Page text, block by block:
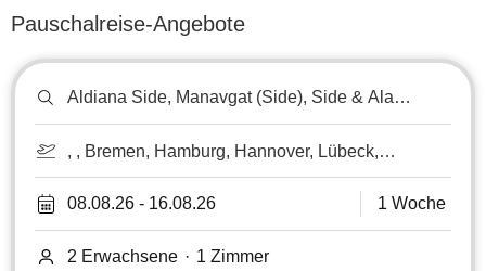
Pauschalreise-Angebote
oder
, , Bremen, Hamburg, Hannover, Lübeck,
08.08.26 - 16.08.26 1 Woche
2 Erwachsene · 1 Zimmer